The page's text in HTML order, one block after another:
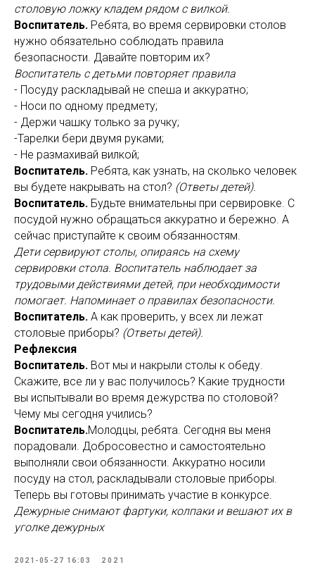
столовую ложку кладем рядом с вилкой.
Воспитатель. Ребята, во время сервировки столов
нужно обязательно соблюдать правила
безопасности. Давайте повторим их?
Воспитатель с детьми повторяет правила
- Посуду раскладывай не спеша и аккуратно;
- Носи по одному предмету;
- Держи чашку только за ручку;
-Тарелки бери двумя руками;
- Не размахивай вилкой;
Воспитатель. Ребята, как узнать, на сколько человек
вы будете накрывать на стол? (Ответы детей).
Воспитатель. Будьте внимательны при сервировке. С
посудой нужно обращаться аккуратно и бережно. А
сейчас приступайте к своим обязанностям.
Дети сервируют столы, опираясь на схему
сервировки стола. Воспитатель наблюдает за
трудовыми действиями детей, при необходимости
помогает. Напоминает о правилах безопасности.
Воспитатель. А как проверить, у всех ли лежат
столовые приборы? (Ответы детей).
Рефлексия
Воспитатель. Вот мы и накрыли столы к обеду.
Скажите, все ли у вас получилось? Какие трудности
вы испытывали во время дежурства по столовой?
Чему мы сегодня учились?
Воспитатель.Молодцы, ребята. Сегодня вы меня
порадовали. Добросовестно и самостоятельно
выполняли свои обязанности. Аккуратно носили
посуду на стол, раскладывали столовые приборы.
Теперь вы готовы принимать участие в конкурсе.
Дежурные снимают фартуки, колпаки и вешают их в
уголке дежурных
2021-05-27 16:03 2021